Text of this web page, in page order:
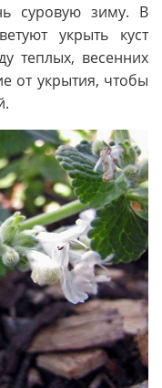
суровую зиму. В
укрыть куст
теплых, весенних
от укрытия, чтобы